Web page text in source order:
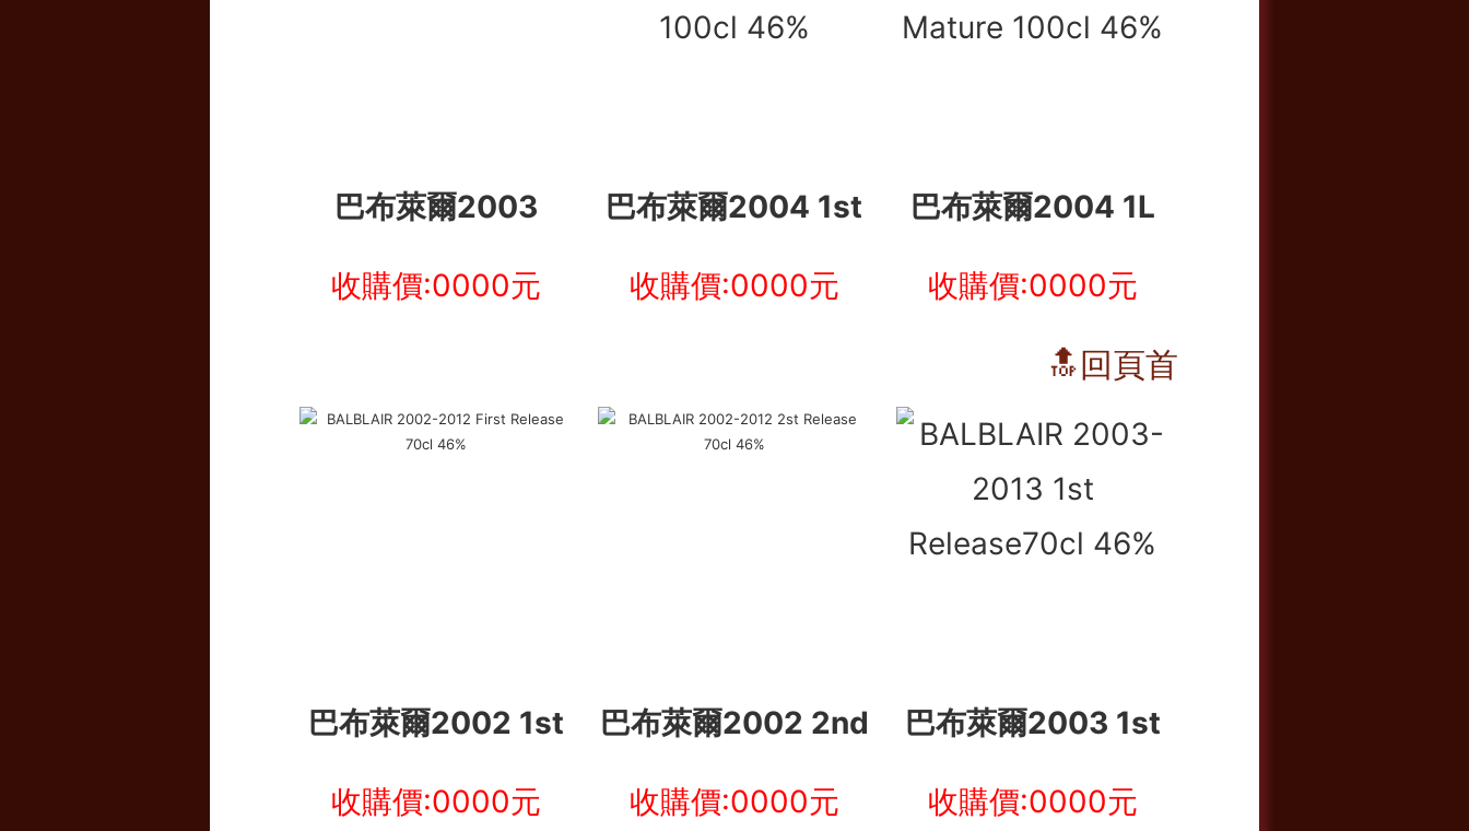
巴布萊爾2003 巴布萊爾2004 1st 巴布萊爾2004 1L
收購價:0000元 收購價:0000元 收購價:0000元
🔝回頁首
巴布萊爾2002 1st 巴布萊爾2002 2nd 巴布萊爾2003 1st
收購價:0000元 收購價:0000元 收購價:0000元